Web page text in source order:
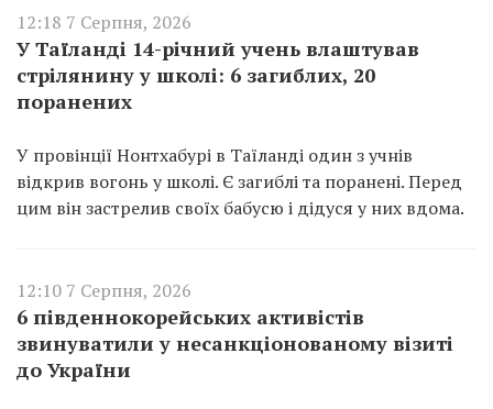
12:18 7 Серпня, 2026
У Таїланді 14-річний учень влаштував
стрілянину у школі: 6 загиблих, 20
поранених
У провінції Нонтхабурі в Таїланді один з учнів
відкрив вогонь у школі. Є загиблі та поранені. Перед
цим він застрелив своїх бабусю і дідуся у них вдома.
12:10 7 Серпня, 2026
6 південнокорейських активістів
звинуватили у несанкціонованому візиті
до України